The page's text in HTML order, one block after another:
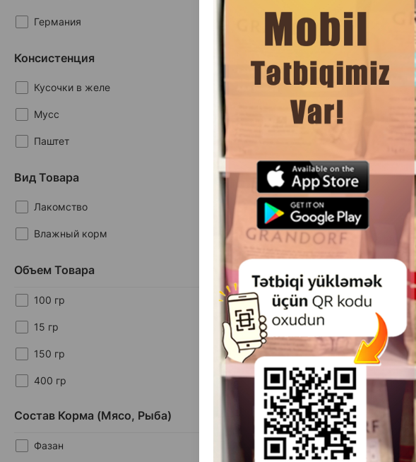
Германия
Консистенция
Кусочки в желе
Мусс
Паштет
Вид Товара
Лакомство
Влажный корм
Объем Товара
100 гр
15 гр
150 гр
400 гр
Состав Корма (мясо, Рыба)
Фазан
(0 Отзывы)
Влажный корм Vom Feinsten Adult
Cat with Chicken&Tuna, мусс для
(0 Отзывы)